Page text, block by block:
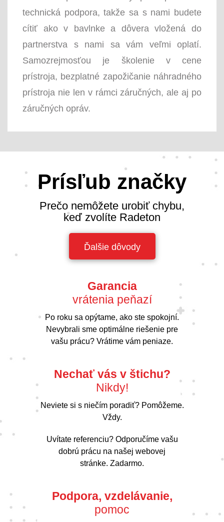
technická podpora, takže sa s nami budete
cítiť ako v bavlnke a dôvera vložená do
partnerstva s nami sa vám veľmi oplatí.
Samozrejmosťou je školenie v cene
prístroja, bezplatné zapožičanie náhradného
prístroja nie len v rámci záručných, ale aj po
záručných opráv.
Prísľub značky
Prečo nemôžete urobiť chybu,
keď zvolíte Radeton
Ďalšie dôvody
Garancia
vrátenia peňazí
Po roku sa opýtame, ako ste spokojní.
Nevybrali sme optimálne riešenie pre
vašu prácu? Vrátime vám peniaze.
Nechať vás v štichu?
Nikdy!
Neviete si s niečím poradiť? Pomôžeme.
Vždy.
Uvítate referenciu? Odporučíme vašu
dobrú prácu na našej webovej
stránke. Zadarmo.
Podpora, vzdelávanie,
pomoc